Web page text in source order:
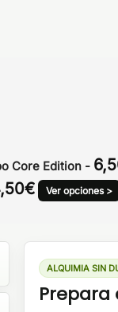
Core Edition -
€ Ver opciones >
ALQUIMIA SIN